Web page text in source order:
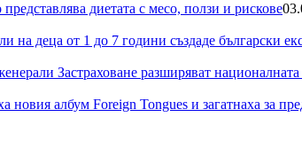
диетата с месо, ползи и рискове
на деца от 1 до 7 години създаде български
Застраховане разширяват
новия албум Foreign Tongues и загатнаха за